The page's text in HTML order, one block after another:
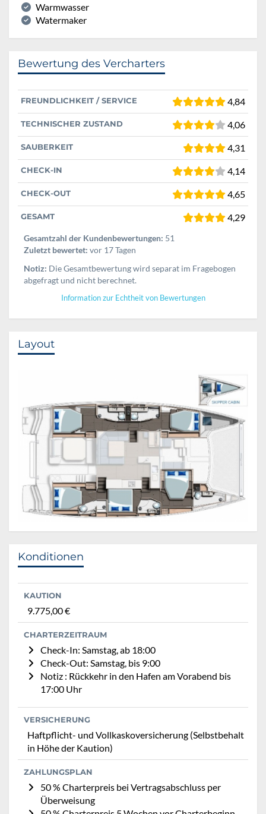
Warmwasser
Watermaker
Bewertung des Vercharters
FREUNDLICHKEIT / SERVICE 4,84
TECHNISCHER ZUSTAND 4,06
SAUBERKEIT 4,31
CHECK-IN 4,14
CHECK-OUT 4,65
GESAMT 4,29
Gesamtzahl der Kundenbewertungen: 51
Zuletzt bewertet: vor 17 Tagen
Notiz: Die Gesamtbewertung wird separat im Fragebogen
abgefragt und nicht berechnet.
Information zur Echtheit von Bewertungen
Layout
Konditionen
KAUTION
9.775,00 €
CHARTERZEITRAUM
Check-In: Samstag, ab 18:00
Check-Out: Samstag, bis 9:00
Notiz : Rückkehr in den Hafen am Vorabend bis
17:00 Uhr
VERSICHERUNG
Haftpflicht- und Vollkaskoversicherung (Selbstbehalt
in Höhe der Kaution)
ZAHLUNGSPLAN
50 % Charterpreis bei Vertragsabschluss per
Überweisung